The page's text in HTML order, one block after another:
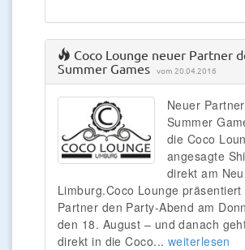
Coco Lounge neuer Partner
Summer Games vom 20.04.2016
Neuer
Summer
die Coco
angesagte
direkt am
Limburg.Coco Lounge präsentiert
Partner den Party-Abend am
den 18. August – und danach
direkt in die Coco... weiterlesen